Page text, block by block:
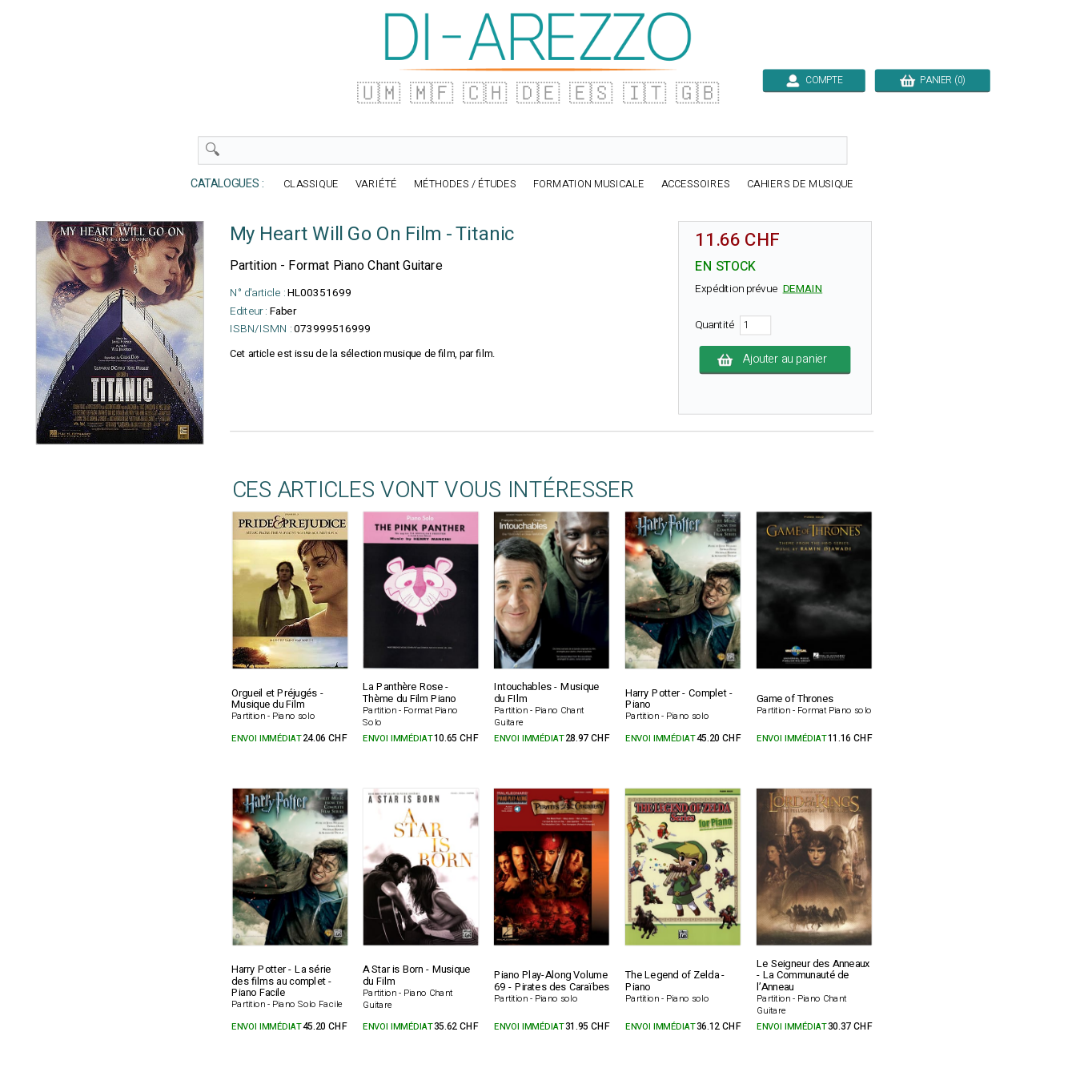
🇺🇲 🇲🇫 🇨🇭 🇩🇪 🇪🇸 🇮🇹 🇬🇧 COMPTE PANIER (0)
CATALOGUES : CLASSIQUE VARIÉTÉ MÉTHODES / ÉTUDES FORMATION MUSICALE ACCESSOIRES CAHIERS DE MUSIQUE
My Heart Will Go On Film - Titanic
Partition - Format Piano Chant Guitare
N° d'article :HL00351699
Editeur : Faber
ISBN/ISMN :073999516999
Cet article est issu de la sélection musique de film, par film.
11.66 CHF
EN STOCK
Expédition prévueDEMAIN
Quantité
Ajouter au panier
CES ARTICLES VONT VOUS INTÉRESSER
Orgueil et Préjugés -
Musique du Film
Partition - Piano solo
La Panthère Rose -
Thème du Film Piano
Partition - Format Piano
Solo
Intouchables - Musique
du FIlm
Partition - Piano Chant
Guitare
Harry Potter - Complet -
Piano
Partition - Piano solo
Game of Thrones
Partition - Format Piano solo
ENVOI IMMÉDIAT24.06 CHF ENVOI IMMÉDIAT10.65 CHF ENVOI IMMÉDIAT28.97 CHF ENVOI IMMÉDIAT45.20 CHF ENVOI IMMÉDIAT11.16 CHF
Harry Potter - La série
des films au complet -
Piano Facile
Partition - Piano Solo Facile
A Star is Born - Musique
du Film
Partition - Piano Chant
Guitare
Piano Play-Along Volume
69 - Pirates des Caraïbes
Partition - Piano solo
The Legend of Zelda -
Piano
Partition - Piano solo
Le Seigneur des Anneaux
- La Communauté de
l’Anneau
Partition - Piano Chant
Guitare
ENVOI IMMÉDIAT45.20 CHF ENVOI IMMÉDIAT35.62 CHF ENVOI IMMÉDIAT31.95 CHF ENVOI IMMÉDIAT36.12 CHF ENVOI IMMÉDIAT30.37 CHF